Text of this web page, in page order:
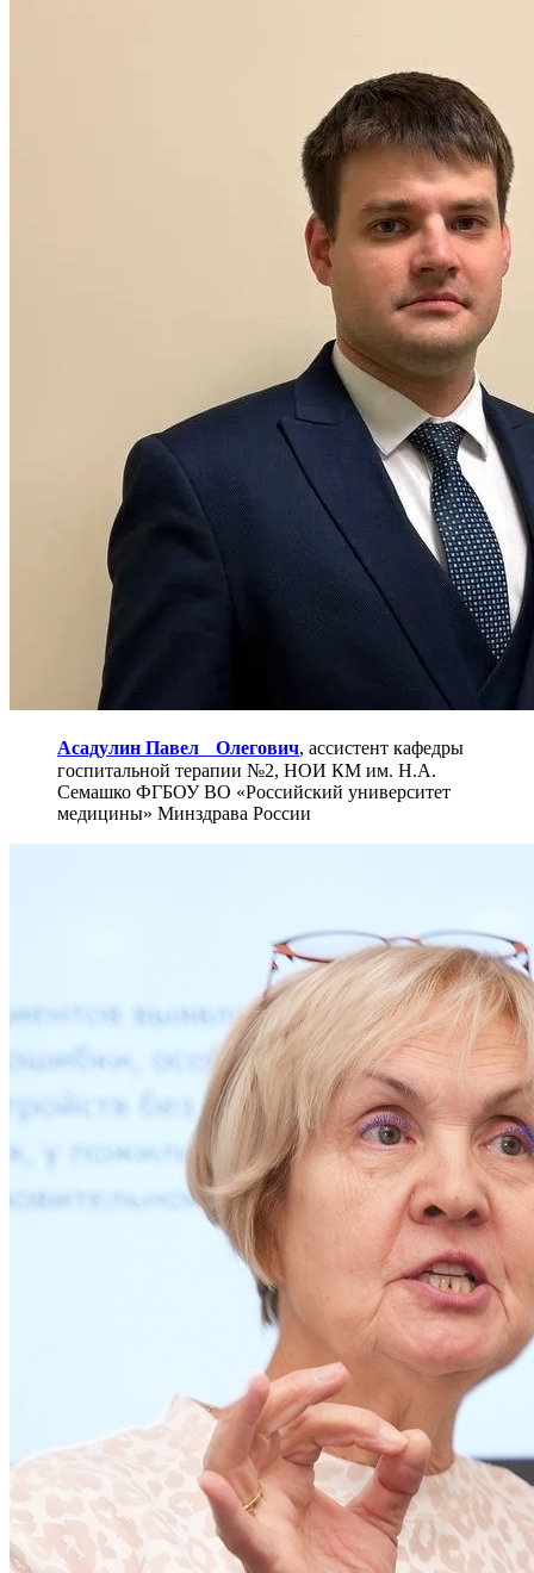
Асадулин Павел Олегович, ассистент кафедры
госпитальной терапии №2, НОИ КМ им. Н.А.
Семашко ФГБОУ ВО «Российский университет
медицины» Минздрава России